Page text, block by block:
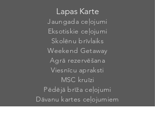
Lapas Karte
Jaungada ceļojumi
Eksotiskie ceļojumi
Skolēnu brīvlaiks
Weekend Getaway
Agrā rezervēšana
Viesnīcu apraksti
MSC kruīzi
Pēdējā brīža ceļojumi
Dāvanu kartes ceļojumiem